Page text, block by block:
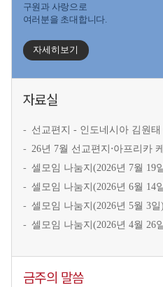
구원과 사랑으로
여러분을 초대합니다.
자세히보기
자료실
선교편지 - 인도네시아 김원
26년 7월 선교편지⋅아프리카
셀모임 나눔지(2026년 7월 19
셀모임 나눔지(2026년 6월 14
셀모임 나눔지(2026년 5월 3일)
셀모임 나눔지(2026년 4월 26
금주의 말씀